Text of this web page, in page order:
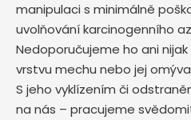
manipulaci s minimálně
uvolňování karcinogenního
Nedoporučujeme ho ani
vrstvu mechu nebo jej
S jeho vyklízením či
na nás – pracujeme